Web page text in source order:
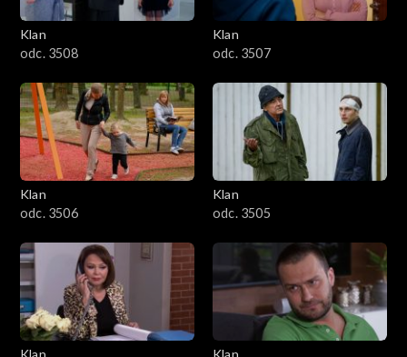
Klan
odc. 3508
Klan
odc. 3507
Klan
odc. 3506
Klan
odc. 3505
Klan
Klan